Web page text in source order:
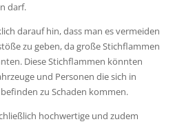
darf.
darauf hin, dass man es vermeiden
zu geben, da große Stichflammen
Diese Stichflammen könnten
und Personen die sich in
zu Schaden kommen.
hochwertige und zudem